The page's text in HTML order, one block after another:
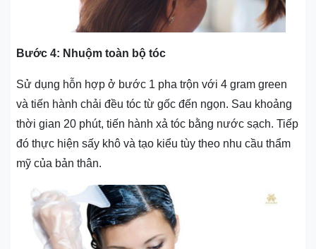
Bước 4: Nhuộm toàn bộ tóc
Sử dụng hỗn hợp ở bước 1 pha trộn với 4 gram green
và tiến hành chải đều tóc từ gốc đến ngọn. Sau khoảng
thời gian 20 phút, tiến hành xả tóc bằng nước sạch. Tiếp
đó thực hiện sấy khô và tạo kiểu tùy theo nhu cầu thẩm
mỹ của bản thân.